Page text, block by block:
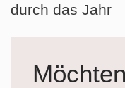
durch das Jahr